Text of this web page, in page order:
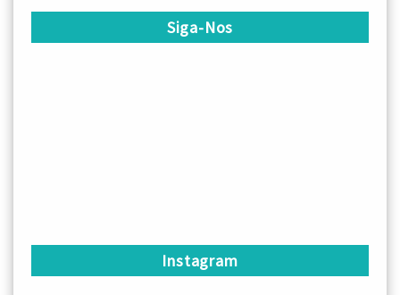
Siga-Nos
Instagram